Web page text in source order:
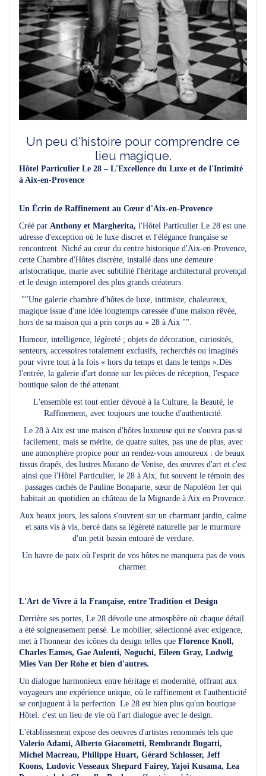
Un peu d'histoire pour comprendre ce
lieu magique.
Hôtel Particulier Le 28 – L'Excellence du Luxe et de l'Intimité
à Aix-en-Provence
Un Écrin de Raffinement au Cœur d'Aix-en-Provence
Créé par Anthony et Margherita, l'Hôtel Particulier Le 28 est une
adresse d'exception où le luxe discret et l'élégance française se
rencontrent. Niché au cœur du centre historique d'Aix-en-Provence,
cette Chambre d'Hôtes discrète, installé dans une demeure
aristocratique, marie avec subtilité l'héritage architectural provençal
et le design intemporel des plus grands créateurs.
""Une galerie chambre d'hôtes de luxe, intimiste, chaleureux,
magique issue d'une idée longtemps caressée d'une maison rêvée,
hors de sa maison qui a pris corps au « 28 à Aix "".
Humour, intelligence, légèreté ; objets de décoration, curiosités,
senteurs, accessoires totalement exclusifs, recherchés ou imaginés
pour vivre tout à la fois « hors du temps et dans le temps ».Dès
l'entrée, la galerie d'art donne sur les pièces de réception, l'espace
boutique salon de thé attenant.
L'ensemble est tout entier dévoué à la Culture, la Beauté, le
Raffinement, avec toujours une touche d'authenticité.
Le 28 à Aix est une maison d'hôtes luxueuse qui ne s'ouvra pas si
facilement, mais se mérite, de quatre suites, pas une de plus, avec
une atmosphère propice pour un rendez-vous amoureux : de beaux
tissus drapés, des lustres Murano de Venise, des œuvres d'art et c'est
ainsi que l'Hôtel Particulier, le 28 à Aix, fut souvent le témoin des
passages cachés de Pauline Bonaparte, sœur de Napoléon 1er qui
habitait au quotidien au château de la Mignarde à Aix en Provence.
Aux beaux jours, les salons s'ouvrent sur un charmant jardin, calme
et sans vis à vis, bercé dans sa légèreté naturelle par le murmure
d'un petit bassin entouré de verdure.
Un havre de paix où l'esprit de vos hôtes ne manquera pas de vous
charmer.
L'Art de Vivre à la Française, entre Tradition et Design
Derrière ses portes, Le 28 dévoile une atmosphère où chaque détail
a été soigneusement pensé. Le mobilier, sélectionné avec exigence,
met à l'honneur des icônes du design telles que Florence Knoll,
Charles Eames, Gae Aulenti, Noguchi, Eileen Gray, Ludwig
Mies Van Der Rohe et bien d'autres.
Un dialogue harmonieux entre héritage et modernité, offrant aux
voyageurs une expérience unique, où le raffinement et l'authenticité
se conjuguent à la perfection. Le 28 est bien plus qu'un boutique
Hôtel. c'est un lieu de vie où l'art dialogue avec le design.
L'établissement expose des oeuvres d'artistes renommés tels que
Valerio Adami, Alberto Giacometti, Rembrandt Bugatti,
Michel Macreau, Philippe Huart, Gérard Schlosser, Jeff
Koons, Ludovic Vesseaux Shepard Fairey, Yajoi Kusama, Lea